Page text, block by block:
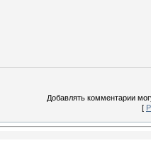
Добавлять комментарии
[